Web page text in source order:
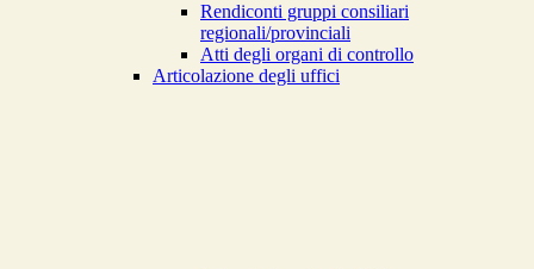
Rendiconti gruppi consiliari
regionali/provinciali
Atti degli organi di controllo
Articolazione degli uffici